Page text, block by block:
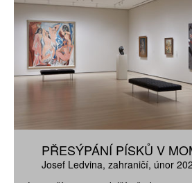
PŘESÝPÁNÍ PÍSKŮ V
Josef Ledvina zahraničí únor